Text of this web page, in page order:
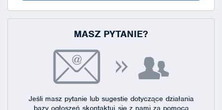
MASZ PYTANIE?
Jeśli masz pytanie lub sugestie dotyczące działania
bazy ogłoszeń skontaktuj się z nami za pomocą